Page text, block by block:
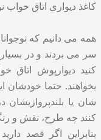
کاغذ دیواری اتاق خواب
همه می دانیم که
سر می بردند و در
کنید دیوارپوش اتاق
بخواهند. حتما خودشان
شان یا
کنند چه طرح، نقش و
بنابراین اگر قصد